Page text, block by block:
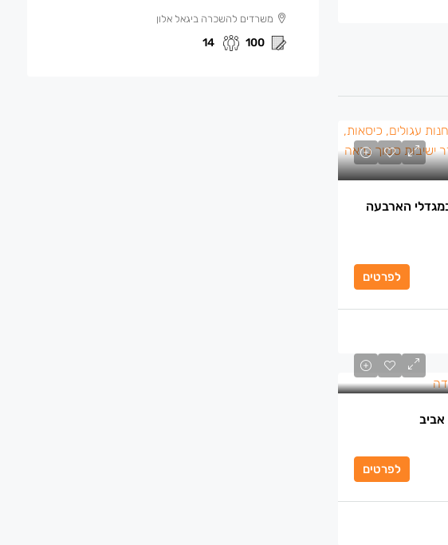
הארבעה
לפרטים
לפרטים
משרדים להשכרה ביגאל אלון
100
14